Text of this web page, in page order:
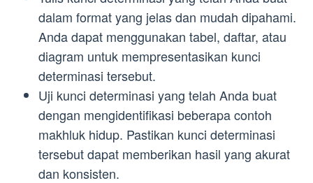
dalam format yang jelas dan mudah dipahami.
Anda dapat menggunakan tabel, daftar, atau
diagram untuk mempresentasikan kunci
determinasi tersebut.
Uji kunci determinasi yang telah Anda buat
dengan mengidentifikasi beberapa contoh
makhluk hidup. Pastikan kunci determinasi
tersebut dapat memberikan hasil yang akurat
dan konsisten.